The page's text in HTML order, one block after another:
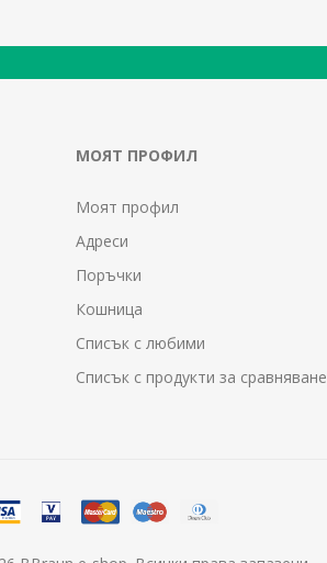
МОЯТ ПРОФИЛ
Моят профил
Адреси
Поръчки
Кошница
Списък с любими
Списък с продукти за сравняване